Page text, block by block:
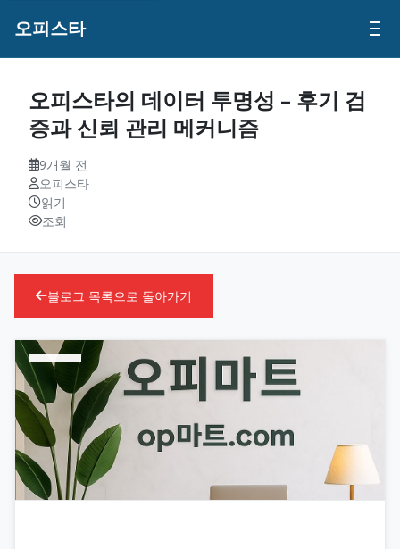
오피스타
오피스타의 데이터 투명성 – 후기 검
증과 신뢰 관리 메커니즘
9개월 전
오피스타
읽기
조회
블로그 목록으로 돌아가기